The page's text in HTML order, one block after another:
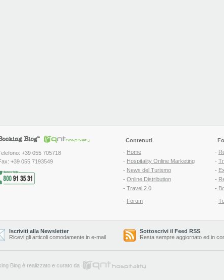
+39 055 705718
+39 055 7193549
Contenuti
- Home
- Hospitality Online Marketing
- News del Turismo
- Online Distribution
- Travel 2.0
- Forum
-
-
-
-
-
-
Iscriviti alla Newsletter
Ricevi gli articoli comodamente in e-mail
Sottoscrivi il Feed RSS
Resta sempre aggiornato ed in
Blog è realizzato e curato da